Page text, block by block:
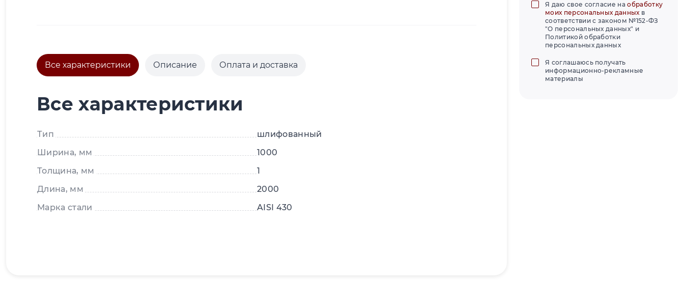
Все характеристики Описание Оплата и доставка
Все характеристики
Тип
шлифованный
Ширина, мм
1000
Толщина, мм
1
Длина, мм
2000
Марка стали
AISI 430
Я даю свое согласие наобработку
моих персональных данныхв
соответствии с законом №152-ФЗ
"О персональных данных" и
Политикой обработки
персональных данных
Я соглашаюсь получать
информационно-рекламные
материалы